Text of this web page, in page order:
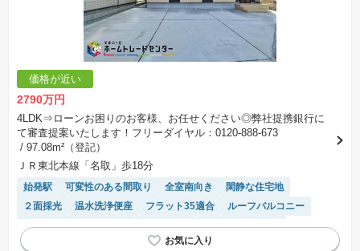
協議するため、土地購入者が自己の希望する建物の設計協議をするために必要な相当の期間の
交渉期間が設定され、その期間内で希望を満たすプランが実現できたかどうかにより結論を出
します。なお、この期間は概ね3ヶ月程度とされています。納得のいくプランが出来ず、建築請
負契約が成立しない場合、土地売買契約は白紙に戻り、土地契約にかかった代金（土地代金、
手付金など）は名目のいかんに関わらず、全て返却されます。
※課税対象物件の「価格」や「費用等」は消費税込みの「総額表示」で統一しています。
※「本体価格」とは、課税対象物件においては「消費税を除いた建物価格」と「土地価格」の
合計額を指します。
表示されておりません。
※取引にかかる費用：物件の契約手続き、決済、引き渡し時にかかる費用を表示しています。
不動産会社によって表記有無が異なるため、ご自身で十分な確認をしていただくようにお願い
いたします。
※掲載の省エネ性能ラベル内の物件・住棟・号室名称については最新のものに変更されている
場合があります。
価格が近い
2790万円
4LDK⇒ローンお困りのお客様、お任せください◎弊社提携銀行に
て審査提案いたします！フリーダイヤル：0120-888-673
/ 97.08m²（登記）
ＪＲ東北本線「名取」歩18分
始発駅 可変性のある間取り 全室南向き
閑静な住宅地
２面採光
温水洗浄便座 フラット35適合
ルーフバルコニー
接面道路の幅が６m以上
窓付き浴室
システムキッチン
陽当り良好
トイレ2個以上